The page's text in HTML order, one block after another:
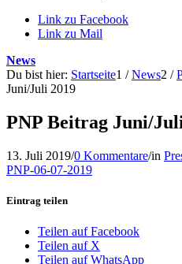
Link zu Facebook
Link zu Mail
News
Du bist hier: Startseite1 / News2 /
Juni/Juli 2019
PNP Beitrag Juni/
13. Juli 2019/0 Kommentare/in
PNP-06-07-2019
Eintrag teilen
Teilen auf Facebook
Teilen auf X
Teilen auf WhatsApp